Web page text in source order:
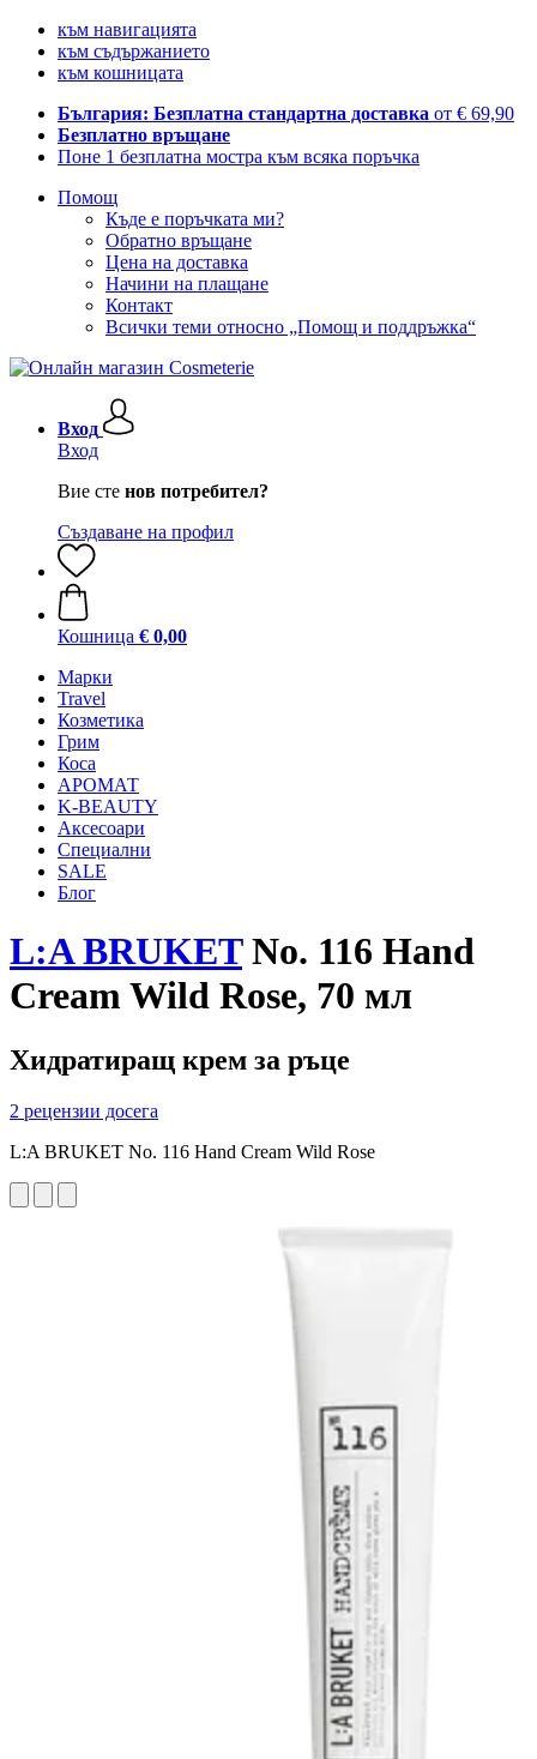
към навигацията
към съдържанието
към кошницата
България: Безплатна стандартна доставка от € 69,90
Безплатно връщане
Поне 1 безплатна мостра към всяка поръчка
Помощ
Къде е поръчката ми?
Обратно връщане
Цена на доставка
Начини на плащане
Контакт
Всички теми относно „Помощ и поддръжка“
Вход
Вход
Вие сте нов потребител?
Създаване на профил
Кошница € 0,00
Mарки
Travel
Козметика
Грим
Коса
АРОМАТ
K-BEAUTY
Аксесоари
Специални
SALE
Блог
L:A BRUKETNo. 116 Hand
Cream Wild Rose, 70 мл
Хидратиращ крем за ръце
2 рецензии досега
L:A BRUKET No. 116 Hand Cream Wild Rose